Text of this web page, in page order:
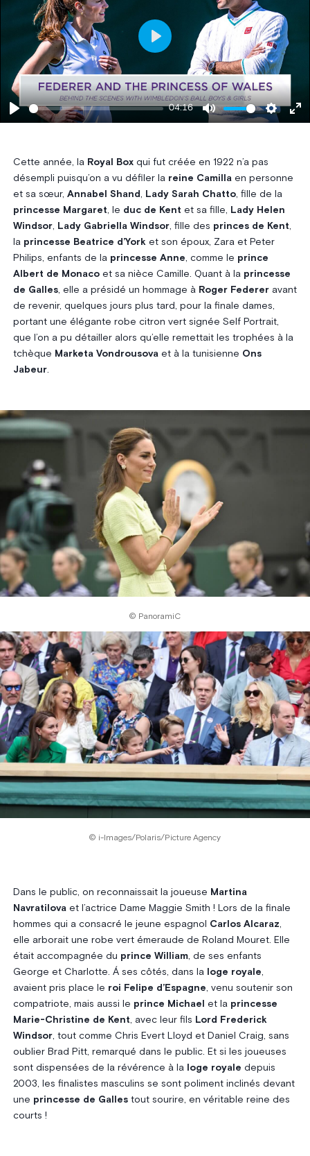
Play
04:16
Mute Settings
Play
Cette année, la Royal Boxqui fut créée en 1922 n’a pas
désempli puisqu’on a vu défiler la reine Camillaen personne
et sa sœur, Annabel Shand, Lady Sarah Chatto, fille de la
princesse Margaret, le duc de Kent et sa fille, Lady Helen
Windsor, Lady Gabriella Windsor, fille des princes de Kent,
la princesse Beatrice d’Yorket son époux, Zara et Peter
Philips, enfants de la princesse Anne, comme le prince
Albert de Monacoet sa nièce Camille. Quant à la princesse
de Galles, elle a présidé un hommage à Roger Federeravant
de revenir, quelques jours plus tard, pour la finale dames,
portant une élégante robe citron vert signée Self Portrait,
que l’on a pu détailler alors qu’elle remettait les trophées à la
tchèque Marketa Vondrousovaet à la tunisienne Ons
Jabeur.
© PanoramiC
© i-Images/Polaris/Picture Agency
Dans le public, on reconnaissait la joueuse Martina
Navratilova et l’actrice Dame Maggie Smith ! Lors de la finale
hommes qui a consacré le jeune espagnol Carlos Alcaraz
elle arborait une robe vert émeraude de Roland Mouret. Elle
était accompagnée du prince William, de ses enfants
George et Charlotte. Á ses côtés, dans la
loge royale
avaient pris place le roi Felipe d’Espagne , venu soutenir son
compatriote, mais aussi le prince Michael et la princesse
Marie-Christine de Kent , avec leur fils Lord Frederick
Windsor, tout comme Chris Evert Lloyd et Daniel Craig, sans
oublier Brad Pitt, remarqué dans le public. Et si les joueuses
sont dispensées de la révérence à la
loge royale depuis
2003, les finalistes masculins se sont poliment inclinés devant
une princesse de Gallestout sourire, en véritable reine des
courts !